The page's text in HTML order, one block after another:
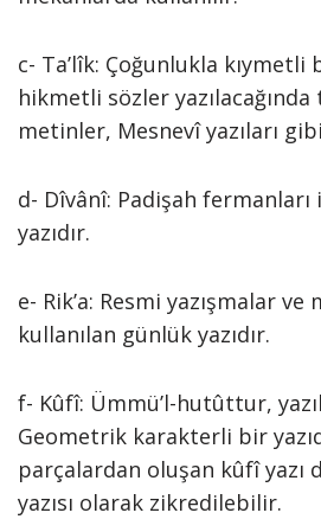
c- Ta’lîk: Çoğunlukla kıymetli
hikmetli sözler
metinler, Mesnevî yazıları
d- Dîvânî: Padişah fermanları
yazıdır.
e- Rik’a: Resmi yazışmalar
kullanılan günlük yazıdır.
f- Kûfî: Ümmü’l-hutûttur,
Geometrik karakterli bir
parçalardan oluşan kûfî yazı
yazısı olarak zikredilebilir.